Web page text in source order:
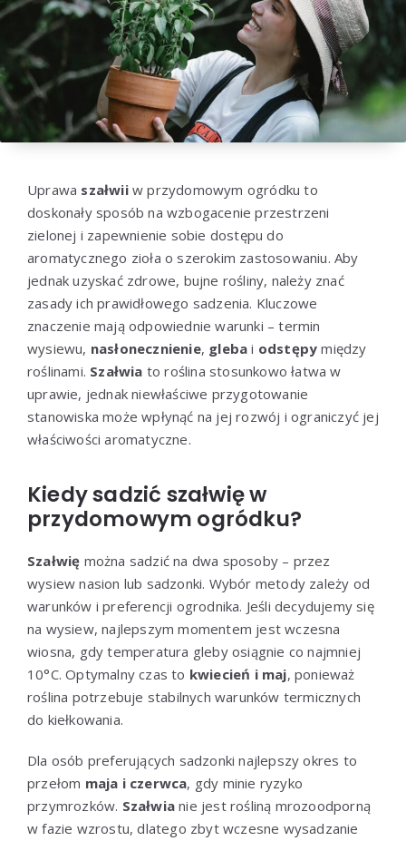
Uprawa szałwiiw przydomowym ogródku to
doskonały sposób na wzbogacenie przestrzeni
zielonej i zapewnienie sobie dostępu do
aromatycznego zioła o szerokim zastosowaniu. Aby
jednak uzyskać zdrowe, bujne rośliny, należy znać
zasady ich prawidłowego sadzenia. Kluczowe
znaczenie mają odpowiednie warunki – termin
wysiewu, nasłonecznienie, gleba i odstępy między
roślinami. Szałwia to roślina stosunkowo łatwa w
uprawie, jednak niewłaściwe przygotowanie
stanowiska może wpłynąć na jej rozwój i ograniczyć jej
właściwości aromatyczne.
Kiedy sadzić szałwię w
przydomowym ogródku?
Szałwię można sadzić na dwa sposoby – przez
wysiew nasion lub sadzonki. Wybór metody zależy od
warunków i preferencji ogrodnika. Jeśli decydujemy się
na wysiew, najlepszym momentem jest wczesna
wiosna, gdy temperatura gleby osiągnie co najmniej
10°C. Optymalny czas to kwiecień i maj, ponieważ
roślina potrzebuje stabilnych warunków termicznych
do kiełkowania.
Dla osób preferujących sadzonki najlepszy okres to
przełom maja i czerwca, gdy minie ryzyko
przymrozków. Szałwia nie jest rośliną mrozoodporną
w fazie wzrostu, dlatego zbyt wczesne wysadzanie